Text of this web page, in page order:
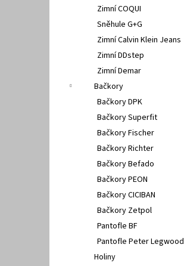
Zimní COQUI
Sněhule G+G
Zimní Calvin Klein Jeans
Zimní DDstep
Zimní Demar
Bačkory
Bačkory DPK
Bačkory Superfit
Bačkory Fischer
Bačkory Richter
Bačkory Befado
Bačkory PEON
Bačkory CICIBAN
Bačkory Zetpol
Pantofle BF
Pantofle Peter Legwood
Holiny